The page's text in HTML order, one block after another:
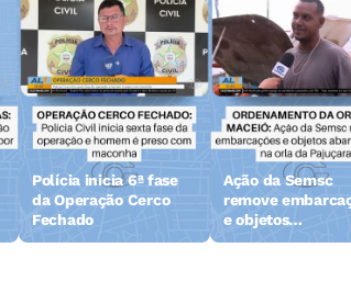
Polícia inicia 6ª fase
da Operação Cerco
Fechado
Ação da Semsc
remove
e objetos
abandonados na